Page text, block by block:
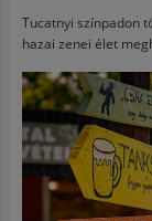
Tucatnyi színpadon
hazai zenei élet